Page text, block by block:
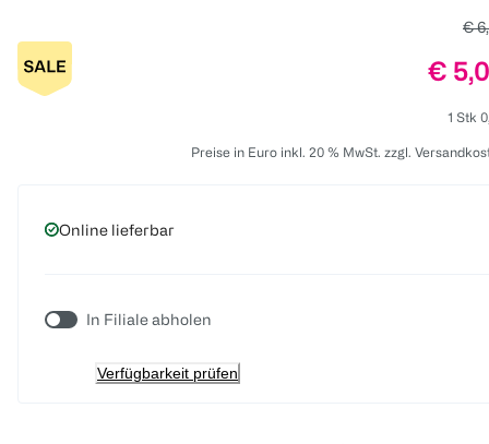
€
€
1 Stk
Preise in Euro inkl. 20 % MwSt. zzgl.
Online lieferbar
In Filiale abholen
Verfügbarkeit prüfen